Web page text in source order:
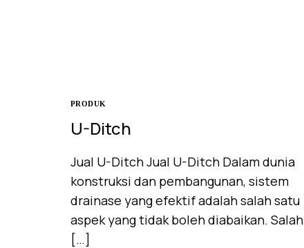
PRODUK
U-Ditch
Jual U-Ditch Jual U-Ditch Dalam dunia
konstruksi dan pembangunan, sistem
drainase yang efektif adalah salah satu
aspek yang tidak boleh diabaikan. Salah
[…]